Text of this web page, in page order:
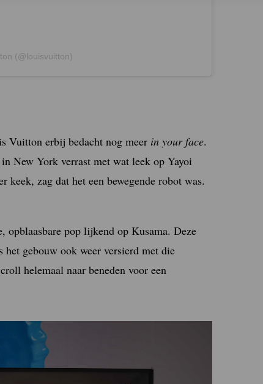
(@louisvuitton)
Vuitton erbij bedacht nog meer in your face.
New York verrast met wat leek op Yayoi
zag dat het een bewegende robot was.
opblaasbare pop lijkend op Kusama. Deze
het gebouw ook weer versierd met die
helemaal naar beneden voor een